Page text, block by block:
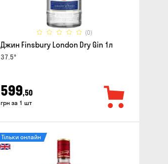
(0)
Джин Finsbury London Dry Gin 1л
37.5°
599,50
грн за 1 шт
Тільки онлайн